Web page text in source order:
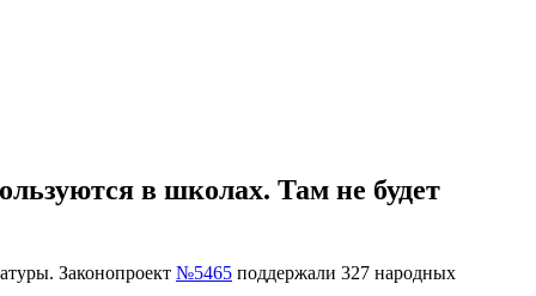
в школах. Там не будет
Законопроект №5465 поддержали 327 народных